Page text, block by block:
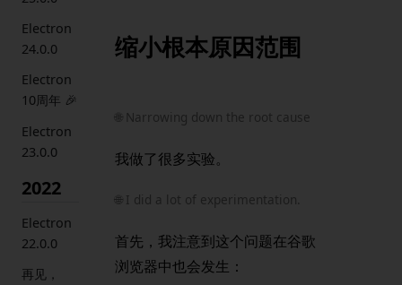
Electron
24.0.0
Electron
10周年 🎉
Electron
23.0.0
2022
Electron
22.0.0
再见，
缩小根本原因范围
🌐 Narrowing down the root cause
我做了很多实验。
🌐 I did a lot of experimentation.
首先，我注意到这个问题在谷歌
浏览器中也会发生：